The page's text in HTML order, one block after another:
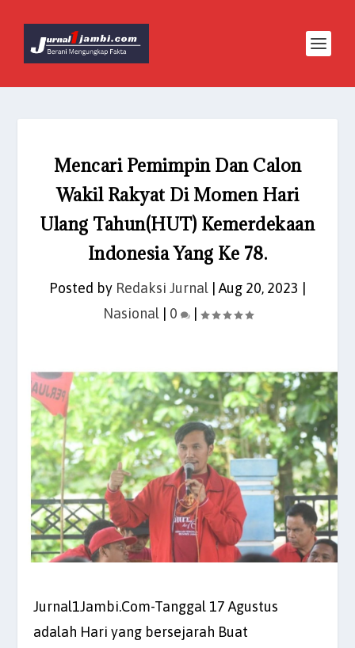
Mencari Pemimpin Dan Calon
Wakil Rakyat Di Momen Hari
Ulang Tahun(HUT) Kemerdekaan
Indonesia Yang Ke 78.
Posted by Redaksi Jurnal Aug 20, 2023
Nasional| 0 |
Jurnal1Jambi.Com-Tanggal 17 Agustus
adalah Hari yang bersejarah Buat